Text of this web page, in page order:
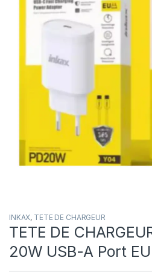
INKAX, TETE DE CHARGEUR
TETE DE
20W USB-A Port EU